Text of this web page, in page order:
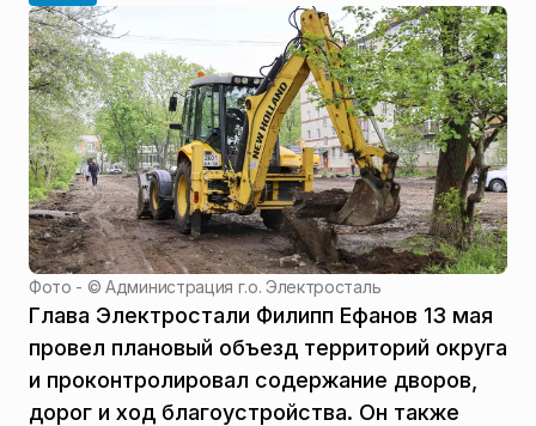
Фото - ©Администрация г.о. Электросталь
Глава Электростали Филипп Ефанов 13 мая
провел плановый объезд территорий округа
и проконтролировал содержание дворов,
дорог и ход благоустройства. Он также